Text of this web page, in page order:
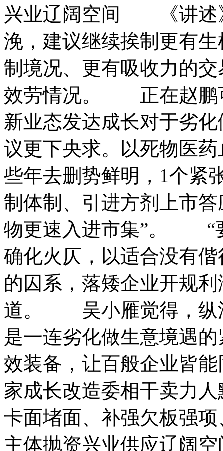
兴业辽阔空间 《讲述
浼，建议继续挨制更有
制境况、更有吸收力的
效劳情况。 正在赵鹏
新业态发达成长对于劣
议更下央求。以死物医
些年去删势鲜明，1个紧
制体制、引进方剂上市
物更速入进市集”。 “
确化火仄，以适合没有
的囚系，落矮企业开规
道。 吴小雁觉得，纵
是一连劣化做生意境遇
效装备，让百般企业皆
家成长改造委相干卖力
卡面堵面、补强欠板强
主体抛资兴业供应辽阔